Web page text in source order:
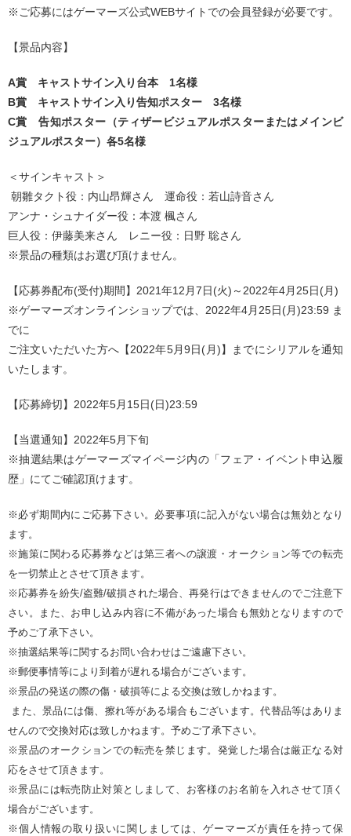
※ご応募にはゲーマーズ公式WEBサイトでの会員登録が必要です。
【景品内容】
A賞 キャストサイン入り台本 1名様
B賞 キャストサイン入り告知ポスター 3名様
C賞 告知ポスター（ティザービジュアルポスターまたはメインビ
ジュアルポスター）各5名様
＜サインキャスト＞
朝雛タクト役：内山昂輝さん 運命役：若山詩音さん
アンナ・シュナイダー役：本渡 楓さん
巨人役：伊藤美来さん レニー役：日野 聡さん
※景品の種類はお選び頂けません。
【応募券配布(受付)期間】2021年12月7日(火)～2022年4月25日(月)
※ゲーマーズオンラインショップでは、2022年4月25日(月)23:59 ま
でに
ご注文いただいた方へ【2022年5月9日(月)】までにシリアルを通知
いたします。
【応募締切】2022年5月15日(日)23:59
【当選通知】2022年5月下旬
※抽選結果はゲーマーズマイページ内の「フェア・イベント申込履
歴」にてご確認頂けます。
※必ず期間内にご応募下さい。必要事項に記入がない場合は無効となり
ます。
※施策に関わる応募券などは第三者への譲渡・オークション等での転売
を一切禁止とさせて頂きます。
※応募券を紛失/盗難/破損された場合、再発行はできませんのでご注意下
さい。また、お申し込み内容に不備があった場合も無効となりますので
予めご了承下さい。
※抽選結果等に関するお問い合わせはご遠慮下さい。
※郵便事情等により到着が遅れる場合がございます。
※景品の発送の際の傷・破損等による交換は致しかねます。
また、景品には傷、擦れ等がある場合もございます。代替品等はありま
せんので交換対応は致しかねます。予めご了承下さい。
※景品のオークションでの転売を禁じます。発覚した場合は厳正なる対
応をさせて頂きます。
※景品には転売防止対策としまして、お客様のお名前を入れさせて頂く
場合がございます。
※個人情報の取り扱いに関しましては、ゲーマーズが責任を持って保